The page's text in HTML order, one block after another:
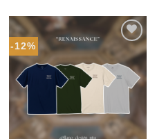
-12%
加入
「願
望輕
單」